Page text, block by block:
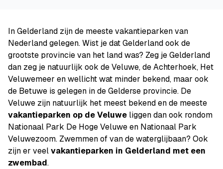
In Gelderland zijn de meeste vakantieparken van
Nederland gelegen. Wist je dat Gelderland ook de
grootste provincie van het land was? Zeg je Gelderland
dan zeg je natuurlijk ook de Veluwe, de Achterhoek, Het
Veluwemeer en wellicht wat minder bekend, maar ook
de Betuwe is gelegen in de Gelderse provincie. De
Veluwe zijn natuurlijk het meest bekend en de meeste
vakantieparken op de Veluwe liggen dan ook rondom
Nationaal Park De Hoge Veluwe en Nationaal Park
Veluwezoom. Zwemmen of van de waterglijbaan? Ook
zijn er veelvakantieparken in Gelderland met een
zwembad.